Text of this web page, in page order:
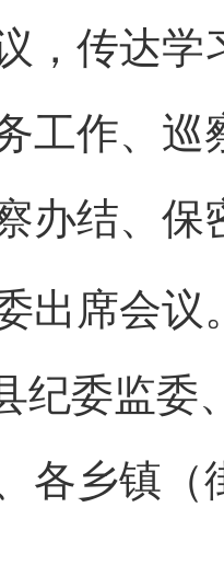
，传达
工作、
办结、保
席会议
纪委监
各乡镇（